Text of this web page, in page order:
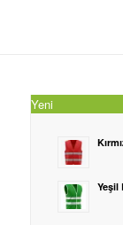
Yeni
Yeşil